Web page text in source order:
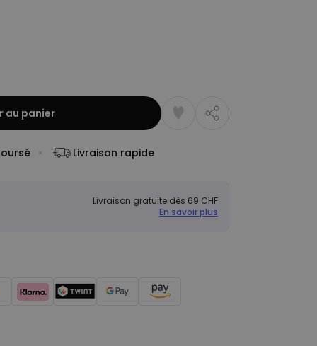
au panier
Livraison rapide
Livraison gratuite dès 69 CHF
En savoir plus